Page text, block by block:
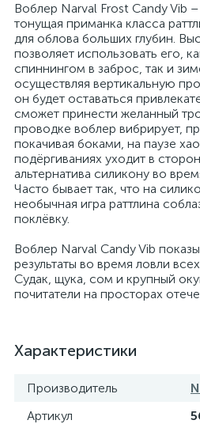
Воблер Narval Frost Candy Vib
тонущая приманка класса
для облова больших глубин.
позволяет использовать его,
спиннингом в заброс, так и
осуществляя вертикальную
он будет оставаться
сможет принести желанный
проводке воблер вибрирует,
покачивая боками, на паузе
подёргиваниях уходит в
альтернатива силикону во
Часто бывает так, что на
необычная игра раттлина
поклёвку.
Воблер Narval Candy Vib
результаты во время ловли
Судак, щука, сом и крупный
почитатели на просторах
Характеристики
Производитель
Артикул